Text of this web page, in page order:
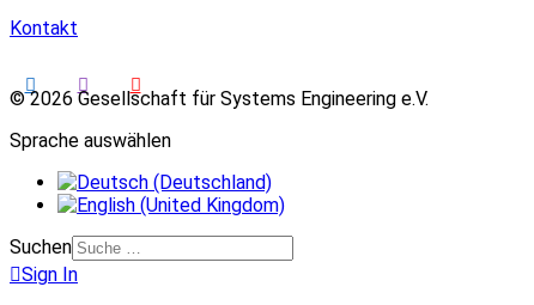
Kontakt
© 2026 Gesellschaft für Systems Engineering e.V.
Sprache auswählen
Suchen
Sign In